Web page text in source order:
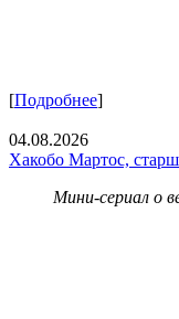
[Подробнее]
04.08.2026
Хакобо Мартос,
Мини-сериал о